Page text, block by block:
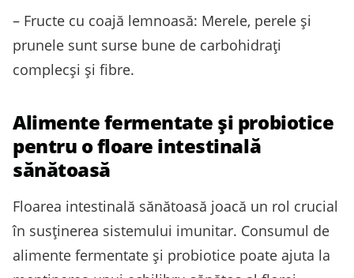
– Fructe cu coajă lemnoasă: Merele, perele și
prunele sunt surse bune de carbohidrați
complecși și fibre.
Alimente fermentate și probiotice
pentru o floare intestinală
sănătoasă
Floarea intestinală sănătoasă joacă un rol crucial
în susținerea sistemului imunitar. Consumul de
alimente fermentate și probiotice poate ajuta la